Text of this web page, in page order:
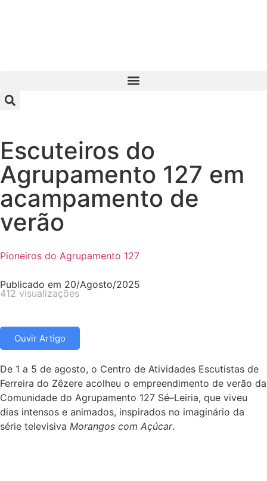
Escuteiros do
Agrupamento 127 em
acampamento de
verão
Pioneiros do Agrupamento 127
Publicado em 20/Agosto/2025
412 visualizações
Ouvir Artigo
De 1 a 5 de agosto, o Centro de Atividades Escutistas de
Ferreira do Zêzere acolheu o empreendimento de verão da
Comunidade do Agrupamento 127 Sé–Leiria, que viveu
dias intensos e animados, inspirados no imaginário da
série televisiva Morangos com Açúcar.